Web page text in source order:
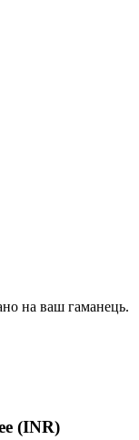
на ваш гаманець.
(INR)